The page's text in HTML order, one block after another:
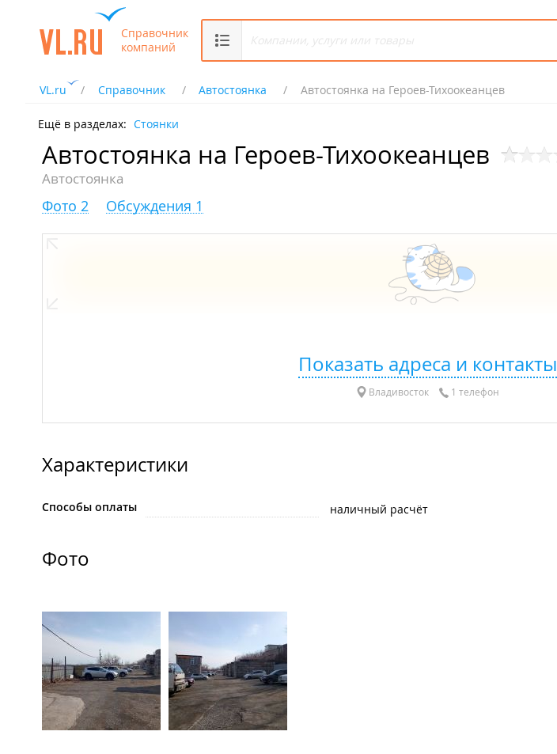
Справочник
компаний
VL.ru Справочник Автостоянка Автостоянка на Героев-Тихоокеанцев
Ещё в разделах: Стоянки
Автостоянка на Героев-Тихоокеанцев
Автостоянка
Фото 2 Обсуждения 1
Показать адреса и контакты
Владивосток 1 телефон
Характеристики
Способы оплаты наличный расчёт
Фото